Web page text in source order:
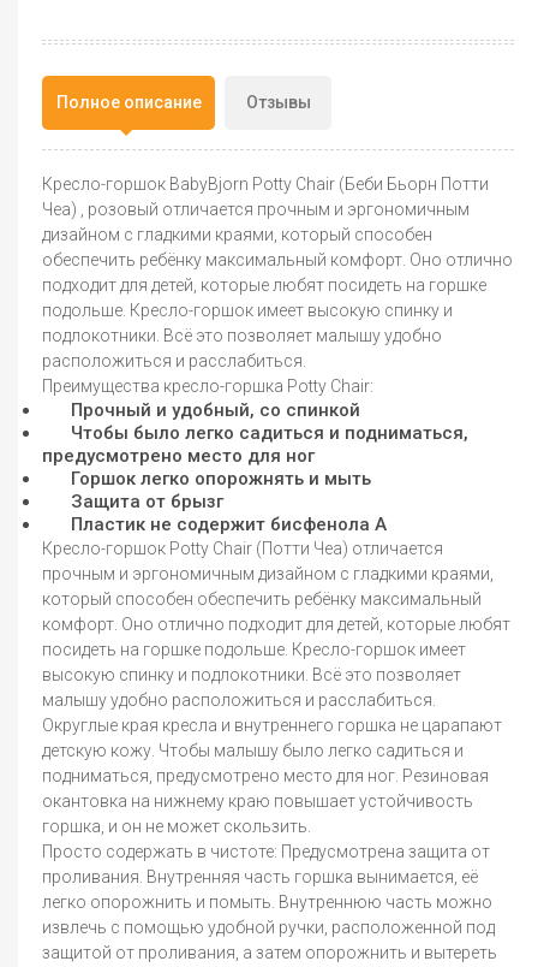
Полное описание Отзывы
Кресло-горшок BabyBjorn Potty Chair (Беби Бьорн Потти
Чеа) , розовый отличается прочным и эргономичным
дизайном с гладкими краями, который способен
обеспечить ребёнку максимальный комфорт. Оно отлично
подходит для детей, которые любят посидеть на горшке
подольше. Кресло-горшок имеет высокую спинку и
подлокотники. Всё это позволяет малышу удобно
расположиться и расслабиться.
Преимущества кресло-горшка Potty Chair:
Прочный и удобный, со спинкой
Чтобы было легко садиться и подниматься,
предусмотрено место для ног
Горшок легко опорожнять и мыть
Защита от брызг
Пластик не содержит бисфенола А
Кресло-горшок Potty Chair (Потти Чеа) отличается
прочным и эргономичным дизайном с гладкими краями,
который способен обеспечить ребёнку максимальный
комфорт. Оно отлично подходит для детей, которые любят
посидеть на горшке подольше. Кресло-горшок имеет
высокую спинку и подлокотники. Всё это позволяет
малышу удобно расположиться и расслабиться.
Округлые края кресла и внутреннего горшка не царапают
детскую кожу. Чтобы малышу было легко садиться и
подниматься, предусмотрено место для ног. Резиновая
окантовка на нижнему краю повышает устойчивость
горшка, и он не может скользить.
Просто содержать в чистоте: Предусмотрена защита от
проливания. Внутренняя часть горшка вынимается, её
легко опорожнить и помыть. Внутреннюю часть можно
извлечь с помощью удобной ручки, расположенной под
защитой от проливания, а затем опорожнить и вытереть